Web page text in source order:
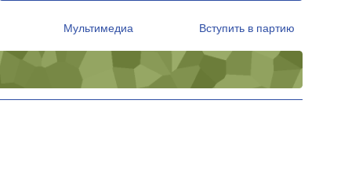
Мультимедиа Вступить в партию